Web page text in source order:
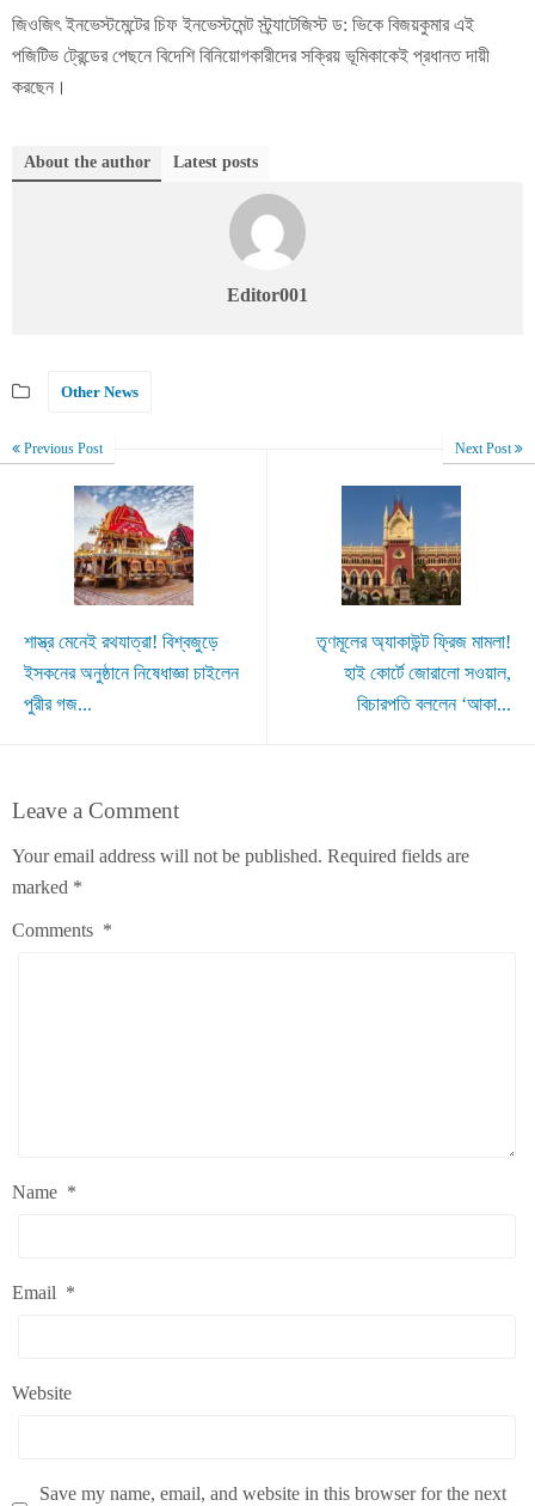
জিওজিৎ ইনভেস্টমেন্টের চিফ ইনভেস্টমেন্ট স্ট্র্যাটেজিস্ট ড: ভিকে বিজয়কুমার এই
পজিটিভ ট্রেন্ডের পেছনে বিদেশি বিনিয়োগকারীদের সক্রিয় ভূমিকাকেই প্রধানত দায়ী
করছেন।
About the author Latest posts
Editor001
Other News
Previous Post
শাস্ত্র মেনেই রথযাত্রা! বিশ্বজুড়ে
ইসকনের অনুষ্ঠানে নিষেধাজ্ঞা চাইলেন
পুরীর গজ...
Next Post
তৃণমূলের অ্যাকাউন্ট ফ্রিজ মামলা!
হাই কোর্টে জোরালো সওয়াল,
বিচারপতি বললেন ‘আকা...
Leave a Comment
Your email address will not be published. Required fields are
marked *
Comments *
Name *
Email *
Website
Save my name, email, and website in this browser for the next